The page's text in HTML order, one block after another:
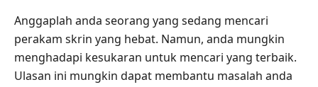
Anggaplah anda seorang yang sedang mencari
perakam skrin yang hebat. Namun, anda mungkin
menghadapi kesukaran untuk mencari yang terbaik.
Ulasan ini mungkin dapat membantu masalah anda